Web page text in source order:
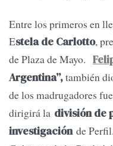
Entre los primeros en
Estela de Carlotto,
de Plaza de Mayo.
Argentina”,también
de los madrugadores fue
dirigirá la división de
investigaciónde Perfil.